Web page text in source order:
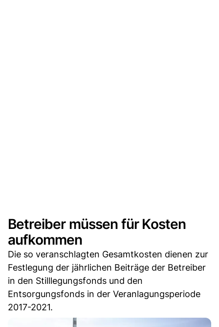
Betreiber müssen für Kosten
aufkommen
Die so veranschlagten Gesamtkosten dienen zur
Festlegung der jährlichen Beiträge der Betreiber
in den Stilllegungsfonds und den
Entsorgungsfonds in der Veranlagungsperiode
2017-2021.